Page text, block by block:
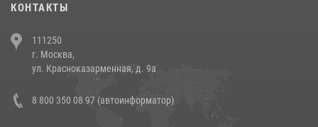
напавших на бригаду скорой помощи (видео)
14 июля 2026, 12:20
В Росгвардии прошла военно-научная конференция по обобщению
боевого опыта
КОНТАКТЫ
111250
г. Москва,
ул. Красноказарменная, д. 9а
8 800 350 08 97 (автоинформатор)